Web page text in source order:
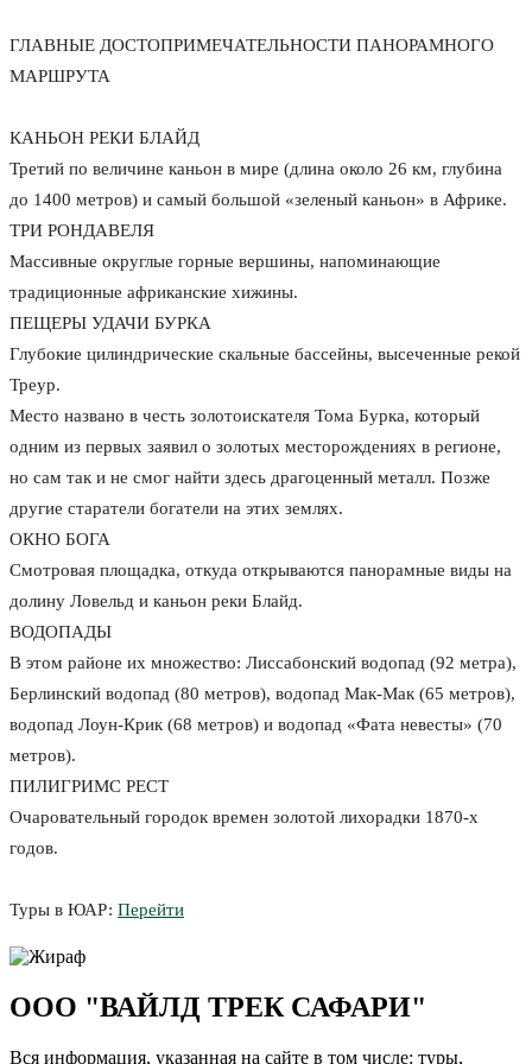
ГЛАВНЫЕ ДОСТОПРИМЕЧАТЕЛЬНОСТИ ПАНОРАМНОГО
МАРШРУТА
КАНЬОН РЕКИ БЛАЙД
Третий по величине каньон в мире (длина около 26 км, глубина
до 1400 метров) и самый большой «зеленый каньон» в Африке.
ТРИ РОНДАВЕЛЯ
Массивные округлые горные вершины, напоминающие
традиционные африканские хижины.
ПЕЩЕРЫ УДАЧИ БУРКА
Глубокие цилиндрические скальные бассейны, высеченные рекой
Треур.
Место названо в честь золотоискателя Тома Бурка, который
одним из первых заявил о золотых месторождениях в регионе,
но сам так и не смог найти здесь драгоценный металл. Позже
другие старатели богатели на этих землях.
ОКНО БОГА
Смотровая площадка, откуда открываются панорамные виды на
долину Ловельд и каньон реки Блайд.
ВОДОПАДЫ
В этом районе их множество: Лиссабонский водопад (92 метра),
Берлинский водопад (80 метров), водопад Мак-Мак (65 метров),
водопад Лоун-Крик (68 метров) и водопад «Фата невесты» (70
метров).
ПИЛИГРИМС РЕСТ
Очаровательный городок времен золотой лихорадки 1870-х
годов.
Туры в ЮАР: Перейти
ООО "ВАЙЛД ТРЕК САФАРИ"
Вся информация, указанная на сайте в том числе: туры,